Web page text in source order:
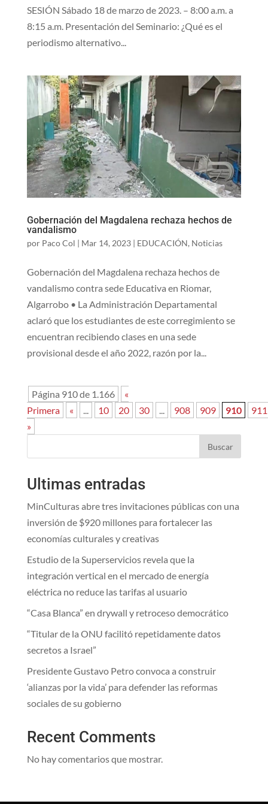
SESIÓN Sábado 18 de marzo de 2023. – 8:00 a.m. a
8:15 a.m. Presentación del Seminario: ¿Qué es el
periodismo alternativo...
Gobernación del Magdalena rechaza hechos de
vandalismo
por Paco Col Mar 14, 2023| EDUCACIÓN, Noticias
Gobernación del Magdalena rechaza hechos de
vandalismo contra sede Educativa en Riomar,
Algarrobo • La Administración Departamental
aclaró que los estudiantes de este corregimiento se
encuentran recibiendo clases en una sede
provisional desde el año 2022, razón por la...
Página 910 de 1.166
«
Primera
« ... 10 20 30 ... 908 909 910
911
»
Buscar
Ultimas entradas
MinCulturas abre tres invitaciones públicas con una
inversión de $920 millones para fortalecer las
economías culturales y creativas
Estudio de la Superservicios revela que la
integración vertical en el mercado de energía
eléctrica no reduce las tarifas al usuario
“Casa Blanca” en drywall y retroceso democrático
“Titular de la ONU facilitó repetidamente datos
secretos a Israel”
Presidente Gustavo Petro convoca a construir
‘alianzas por la vida’ para defender las reformas
sociales de su gobierno
Recent Comments
No hay comentarios que mostrar.